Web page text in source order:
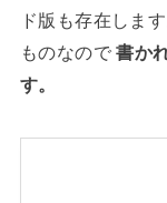
ド版も存在しま
ものなので書か
す。